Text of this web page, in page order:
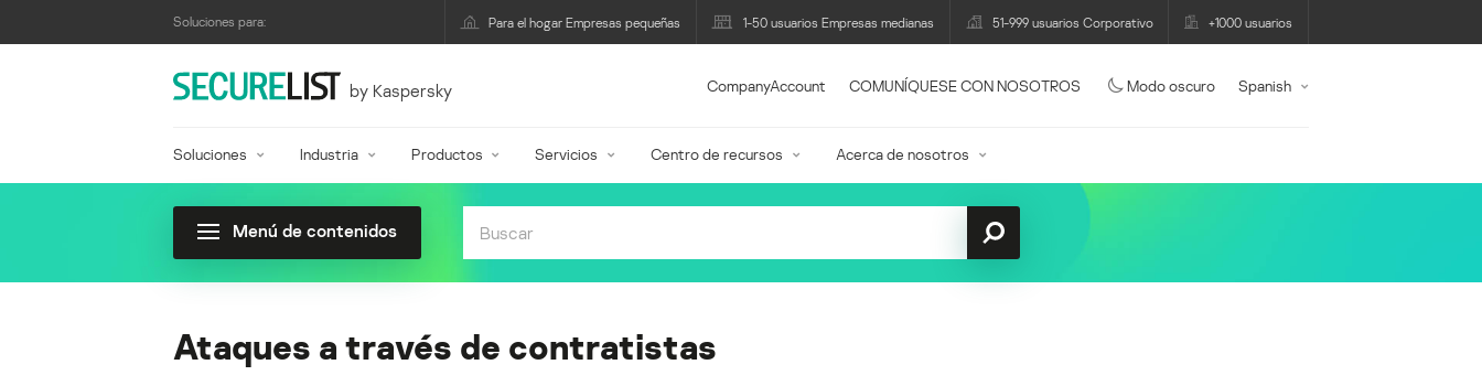
Soluciones para: Para el hogar Empresas pequeñas 1-50 usuarios Empresas medianas 51-999 usuarios Corporativo +1000 usuarios
by Kaspersky CompanyAccount COMUNÍQUESE CON NOSOTROS Modo oscuro Spanish
Soluciones Industria Productos Servicios Centro de recursos Acerca de nosotros
Menú de contenidos
Ataques a través de contratistas